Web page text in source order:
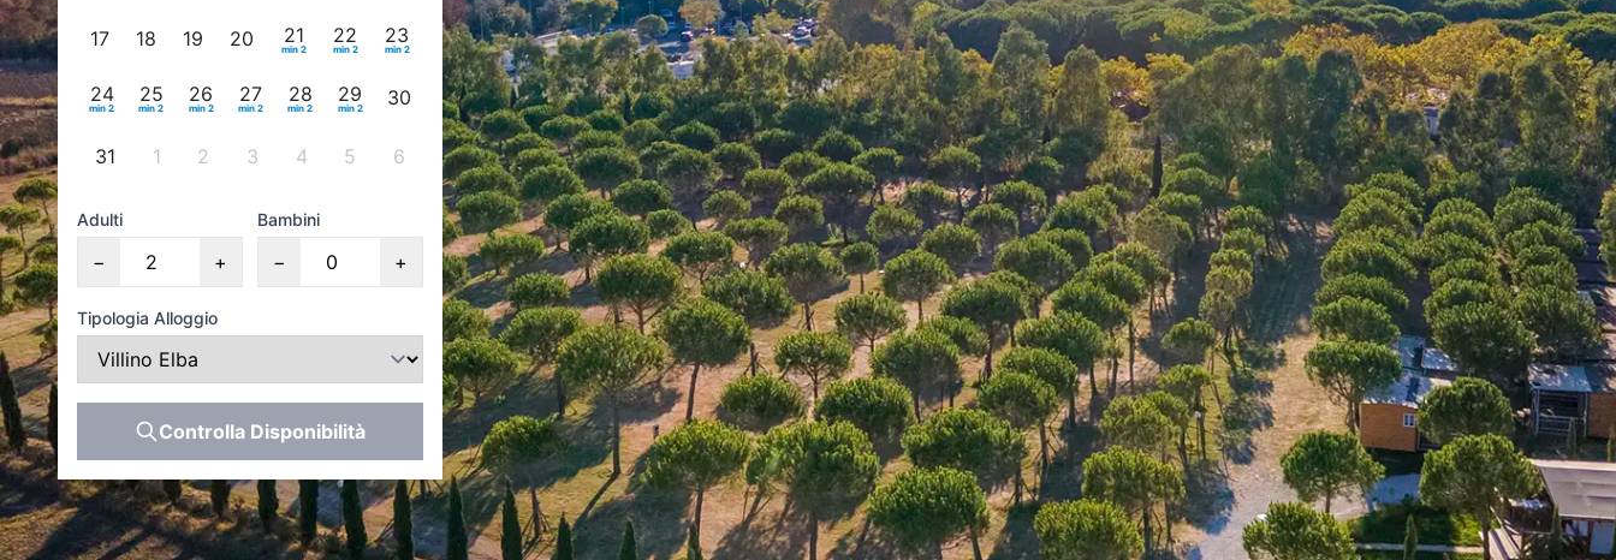
17 18 19 20 21
min 2
22
min 2
23
min 2
24
min 2
25
min 2
26
min 2
27
min 2
28
min 2
29
min 2 30
31 1 2 3 4 5 6
Adulti
− +
Bambini
− +
Tipologia Alloggio
Controlla Disponibilità